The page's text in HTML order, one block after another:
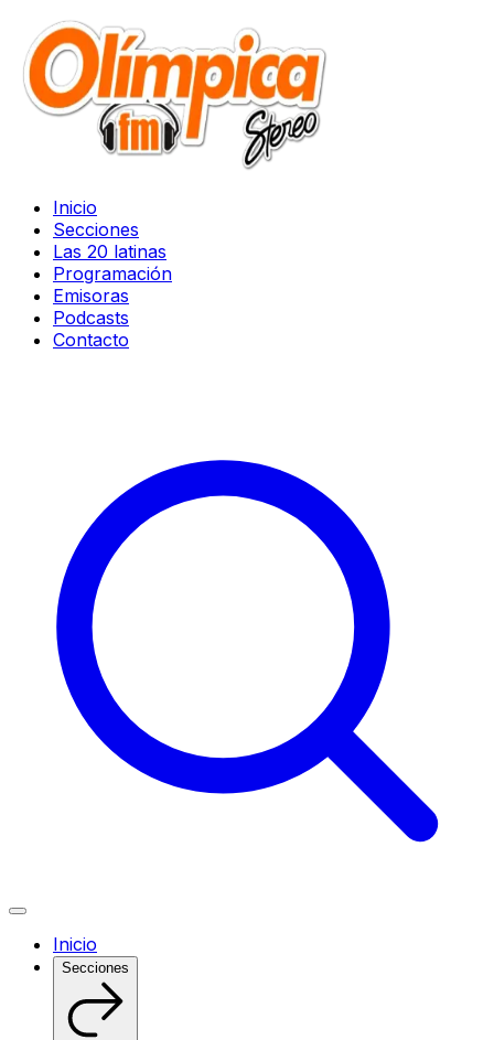
Inicio
Secciones
Las 20 latinas
Programación
Emisoras
Podcasts
Contacto
Inicio
Secciones